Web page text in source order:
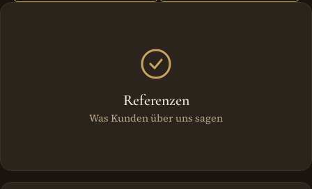
Weitere Bereiche
Referenzen
Was Kunden über uns sagen